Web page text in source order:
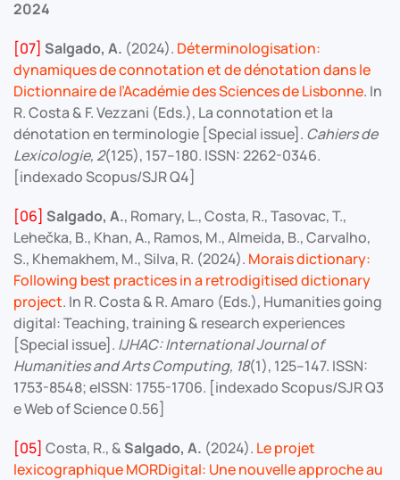
2024
[07] Salgado, A. (2024). Déterminologisation:
dynamiques de connotation et de dénotation dans le
Dictionnaire de l’Académie des Sciences de Lisbonne. In
R. Costa & F. Vezzani (Eds.), La connotation et la
dénotation en terminologie [Special issue]. Cahiers de
Lexicologie, 2(125), 157–180. ISSN: 2262-0346.
[indexado Scopus/SJR Q4]
[06] Salgado, A., Romary, L., Costa, R., Tasovac, T.,
Lehečka, B., Khan, A., Ramos, M., Almeida, B., Carvalho,
S., Khemakhem, M., Silva, R. (2024). Morais dictionary:
Following best practices in a retrodigitised dictionary
project. In R. Costa & R. Amaro (Eds.), Humanities going
digital: Teaching, training & research experiences
[Special issue]. IJHAC: International Journal of
Humanities and Arts Computing, 18(1), 125–147. ISSN:
1753-8548; eISSN: 1755-1706. [indexado Scopus/SJR Q3
e Web of Science 0.56]
[05] Costa, R., & Salgado, A. (2024). Le projet
lexicographique MORDigital: Une nouvelle approche au